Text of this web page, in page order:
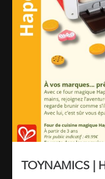
TOYNAMICS |